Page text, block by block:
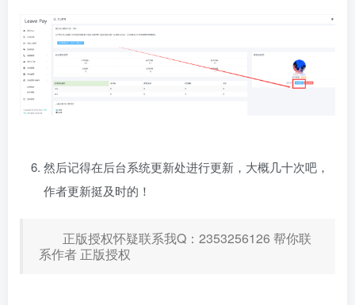
然后记得在后台系统更新处进行更新，大概几十次吧，
作者更新挺及时的！
正版授权怀疑联系我Q：2353256126 帮你联
系作者 正版授权